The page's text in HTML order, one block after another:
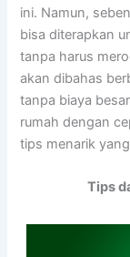
ini. Namun,
bisa diterapkan
tanpa harus
akan dibahas
tanpa biaya
rumah dengan
tips menarik
Tips